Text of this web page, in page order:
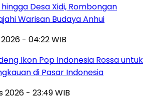
Desa Xidi, Rombongan
Warisan Budaya Anhui
- 04:22 WIB
Ikon Pop Indonesia Rossa untuk
di Pasar Indonesia
2026 - 23:49 WIB